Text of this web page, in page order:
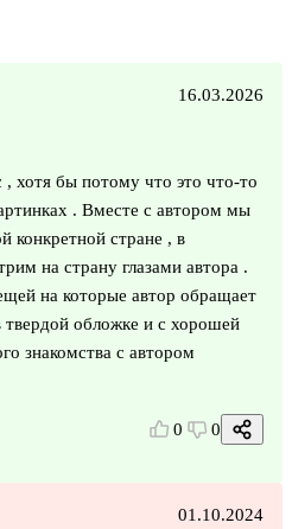
16.03.2026
хотя бы потому что это что-то
. Вместе с автором мы
конкретной стране , в
на страну глазами автора .
на которые автор обращает
обложке и с хорошей
знакомства с автором
0 0
01.10.2024